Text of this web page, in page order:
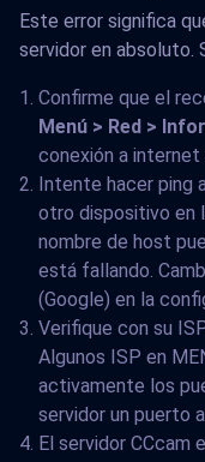
Este error significa
servidor en absoluto.
Confirme que el
Menú > Red >
conexión a internet
Intente hacer ping
otro dispositivo en
nombre de host
está fallando.
(Google) en la
Verifique con su
Algunos ISP en
activamente los
servidor un puerto
El servidor CCcam